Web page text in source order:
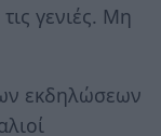
γενιές. Μη
εκδηλώσεων